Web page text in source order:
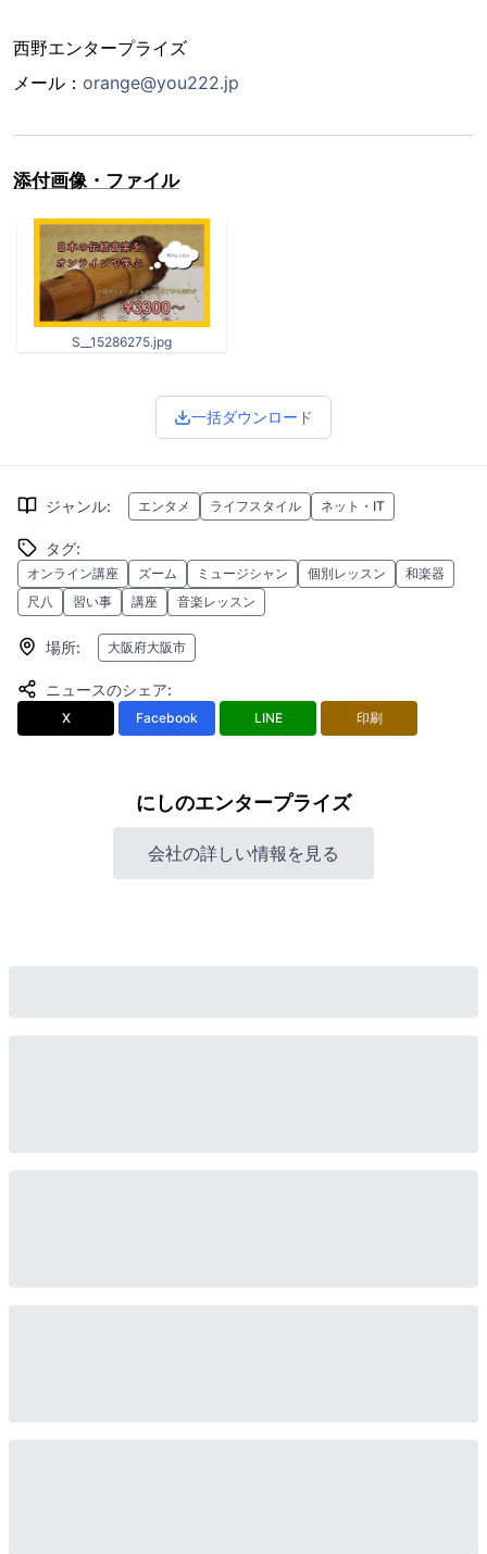
西野エンタープライズ
メール： orange@you222.jp
添付画像・ファイル
S__15286275.jpg
一括ダウンロード
ジャンル: エンタメ ライフスタイル ネット・IT
タグ:
オンライン講座 ズーム ミュージシャン 個別レッスン
和楽器
尺八
習い事 講座 音楽レッスン
場所: 大阪府大阪市
ニュースのシェア:
X Facebook LINE 印刷
にしのエンタープライズ
会社の詳しい情報を見る